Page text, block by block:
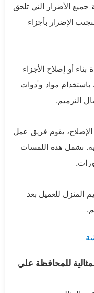
الأضرار التي تلحق
الإضرار بأجزاء
أو إصلاح الأجزاء
مواد وأدوات
الترميم.
الإصلاح، يقوم فريق عمل
تشمل هذه اللمسات
المنزل للعميل بعد
للمحافظة علي